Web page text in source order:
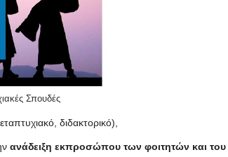
Σπουδές
διδακτορικό),
ανάδειξη εκπροσώπου των φοιτητών και του